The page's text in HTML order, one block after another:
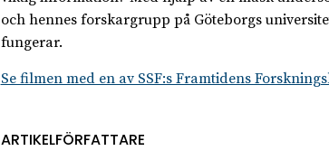
och hennes forskargrupp på Göteborgs
fungerar.
Se filmen med en av SSF:s Framtidens
ARTIKELFÖRFATTARE